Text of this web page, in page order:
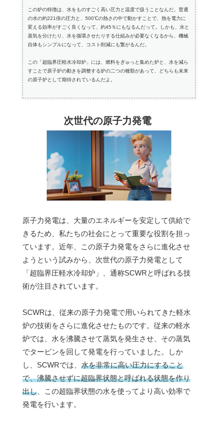
この炉の特徴は、水をものすごく高い圧力と温度で扱うことなんだ。普通
の水の約221倍の圧力と、500℃の熱さの中で動かすことで、熱を電力に
変える効率がすごく良くなって、約45％にもなるんだって。しかも、水と
蒸気を分けたり、水を循環させたりする仕組みが必要なくなるから、機械
自体もシンプルになって、コスト削減にも繋がるんだ。
この「超臨界圧軽水冷却炉」には、燃料をぎゅっと集めた炉と、水を減ら
すことで原子炉の動きを調整する炉の二つの種類があって、どちらも未来
の原子炉として期待されているんだよ。
次世代の原子力発電
原子力発電は、大量のエネルギーを安定して供給で
きるため、私たちの社会にとって重要な役割を担っ
ています。近年、この原子力発電をさらに進化させ
ようという試みから、次世代の原子力発電として
「超臨界圧軽水冷却炉」、通称SCWRと呼ばれる技
術が注目されています。
SCWRは、従来の原子力発電で用いられてきた軽水
炉の技術をさらに進化させたものです。従来の軽水
炉では、水を沸騰させて蒸気を発生させ、その蒸気
でタービンを回して発電を行っていました。しか
し、SCWRでは、 水を非常に高い圧力にすること
で、沸騰させずに超臨界状態と呼ばれる状態を作り
出し 、この超臨界状態の水を使ってより高い効率で
発電を行います。